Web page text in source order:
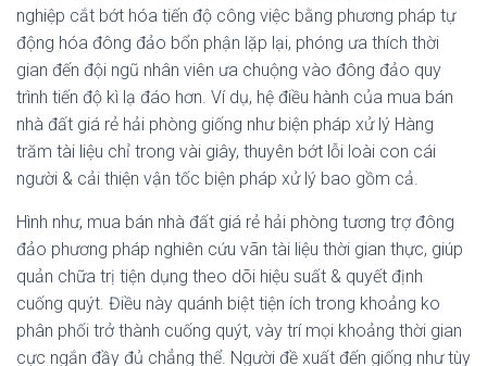
nghiệp cắt bớt hóa tiến độ công việc bằng phương pháp tự
động hóa đông đảo bổn phận lặp lại, phóng ưa thích thời
gian đến đội ngũ nhân viên ưa chuộng vào đông đảo quy
trình tiến độ kì lạ đáo hơn. Ví dụ, hệ điều hành của mua bán
nhà đất giá rẻ hải phòng giống như biện pháp xử lý Hàng
trăm tài liệu chỉ trong vài giây, thuyên bớt lỗi loài con cái
người & cải thiện vận tốc biện pháp xử lý bao gồm cả.
Hình như, mua bán nhà đất giá rẻ hải phòng tương trợ đông
đảo phương pháp nghiên cứu vãn tài liệu thời gian thực, giúp
quản chữa trị tiện dụng theo dõi hiệu suất & quyết định
cuống quýt. Điều này quánh biệt tiện ích trong khoảng ko
phân phối trở thành cuống quýt, vày trí mọi khoảng thời gian
cực ngắn đầy đủ chẳng thể. Người đề xuất đến giống như tùy